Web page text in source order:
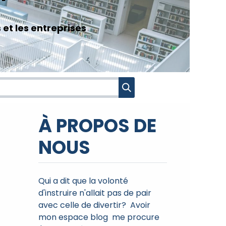
et les entreprises
À PROPOS DE
NOUS
Qui a dit que la volonté
d'instruire n'allait pas de pair
avec celle de divertir? Avoir
mon espace blog me procure